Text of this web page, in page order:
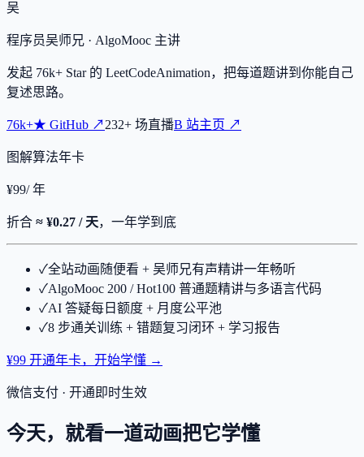
吴
程序员吴师兄 · AlgoMooc 主讲
发起 76k+ Star 的 LeetCodeAnimation，把每道题讲到你能自己
复述思路。
76k+★ GitHub ↗232+ 场直播B 站主页 ↗
图解算法年卡
¥99/ 年
折合 ≈ ¥0.27 / 天，一年学到底
✓全站动画随便看 + 吴师兄有声精讲一年畅听
✓AlgoMooc 200 / Hot100 普通题精讲与多语言代码
✓AI 答疑每日额度 + 月度公平池
✓8 步通关训练 + 错题复习闭环 + 学习报告
¥99 开通年卡，开始学懂 →
微信支付 · 开通即时生效
今天，就看一道动画把它学懂